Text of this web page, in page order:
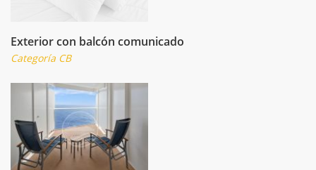
Exterior con balcón comunicado
Categoría CB